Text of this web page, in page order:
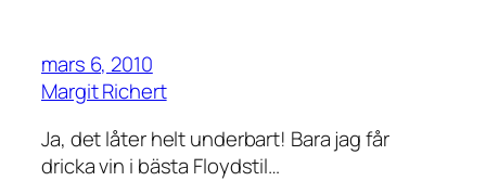
mars 6, 2010
Margit Richert
Ja, det låter helt underbart! Bara jag får
dricka vin i bästa Floydstil…